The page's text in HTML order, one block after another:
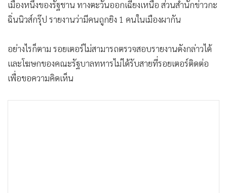
เมืองหนึ่งของรัฐชาน ทางตะวันออกเฉียงเหนือ ส่วนสำนักข่าวกะ
ฉิ่นนิวส์กรุ๊ป รายงานว่ามีคนถูกยิง 1 คนในเมืองผากัน
อย่างไรก็ตาม รอยเตอร์ไม่สามารถตรวจสอบรายงานดังกล่าวได้
และโฆษกของคณะรัฐบาลทหารไม่ได้รับสายที่รอยเตอร์ติดต่อ
เพื่อขอความคิดเห็น